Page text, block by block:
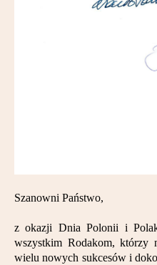
Szanowni Państwo,
z okazji Dnia Polonii i
wszystkim Rodakom, którzy
wielu nowych sukcesów i